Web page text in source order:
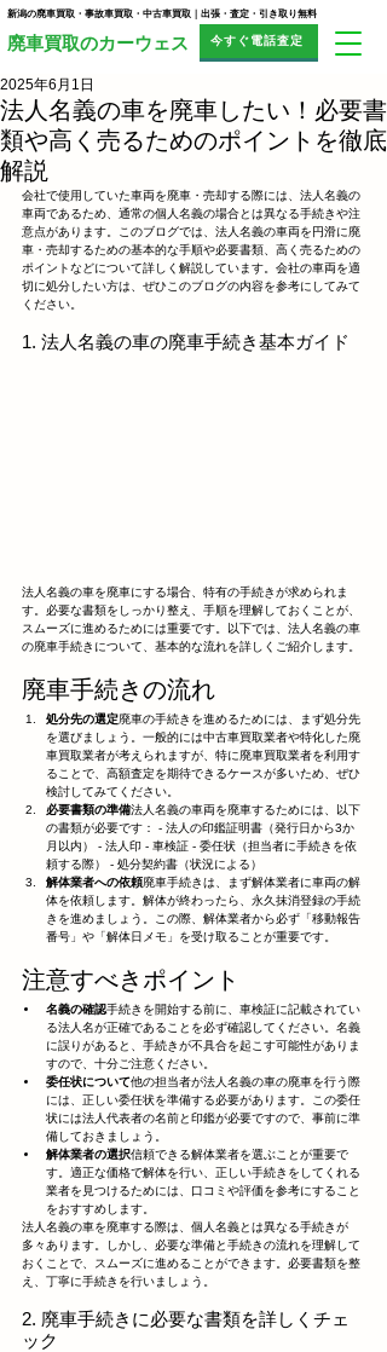
今すぐ電話査定
​廃車買取のカーウェス
新潟の廃車買取・事故車買取・中古車買取｜出張・査定・引き取り無料
法人名義の車を廃車したい！必要書
類や高く売るためのポイントを徹底
解説
2025年6月1日
会社で使用していた車両を廃車・売却する際には、法人名義の
車両であるため、通常の個人名義の場合とは異なる手続きや注
意点があります。このブログでは、法人名義の車両を円滑に廃
車・売却するための基本的な手順や必要書類、高く売るための
ポイントなどについて詳しく解説しています。会社の車両を適
切に処分したい方は、ぜひこのブログの内容を参考にしてみて
ください。
1. 法人名義の車の廃車手続き基本ガイド
法人名義の車を廃車にする場合、特有の手続きが求められま
す。必要な書類をしっかり整え、手順を理解しておくことが、
スムーズに進めるためには重要です。以下では、法人名義の車
の廃車手続きについて、基本的な流れを詳しくご紹介します。
廃車手続きの流れ
処分先の選定廃車の手続きを進めるためには、まず処分先
を選びましょう。一般的には中古車買取業者や特化した廃
車買取業者が考えられますが、特に廃車買取業者を利用す
ることで、高額査定を期待できるケースが多いため、ぜひ
検討してみてください。
必要書類の準備法人名義の車両を廃車するためには、以下
の書類が必要です： - 法人の印鑑証明書（発行日から3か
月以内） - 法人印 - 車検証 - 委任状（担当者に手続きを依
頼する際） - 処分契約書（状況による）
解体業者への依頼廃車手続きは、まず解体業者に車両の解
体を依頼します。解体が終わったら、永久抹消登録の手続
きを進めましょう。この際、解体業者から必ず「移動報告
番号」や「解体日メモ」を受け取ることが重要です。
注意すべきポイント
名義の確認手続きを開始する前に、車検証に記載されてい
る法人名が正確であることを必ず確認してください。名義
に誤りがあると、手続きが不具合を起こす可能性がありま
すので、十分ご注意ください。
委任状について他の担当者が法人名義の車の廃車を行う際
には、正しい委任状を準備する必要があります。この委任
状には法人代表者の名前と印鑑が必要ですので、事前に準
備しておきましょう。
解体業者の選択信頼できる解体業者を選ぶことが重要で
す。適正な価格で解体を行い、正しい手続きをしてくれる
業者を見つけるためには、口コミや評価を参考にすること
をおすすめします。
法人名義の車を廃車する際は、個人名義とは異なる手続きが
多々あります。しかし、必要な準備と手続きの流れを理解して
おくことで、スムーズに進めることができます。必要書類を整
え、丁寧に手続きを行いましょう。
2. 廃車手続きに必要な書類を詳しくチェ
ック